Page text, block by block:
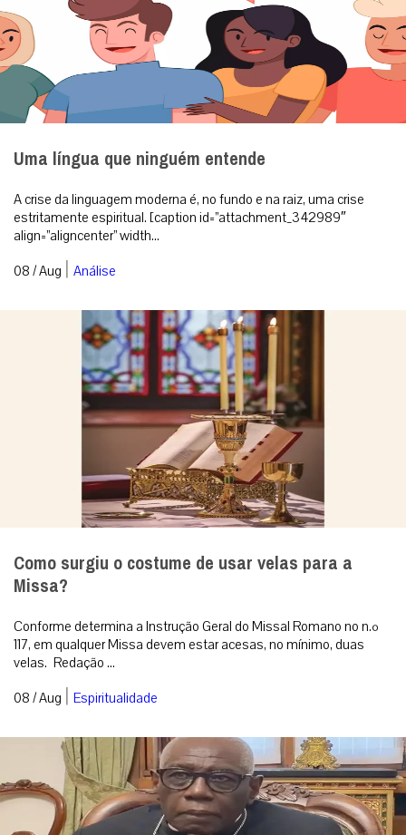
Como surgiu o costume de usar velas para a
Conforme determina a Instrução Geral do Missal Romano no n.º
117, em qualquer Missa devem estar acesas, no mínimo, duas
velas. Redação ...
Espiritualidade
Cardeal Sarah alerta: sinodalidade e paganismo
Sinodalidade sem limites suficientemente definidos, abertura a
elementos pagãos, banalização da liturgia e tentativa de ruptura
com a tradição ...